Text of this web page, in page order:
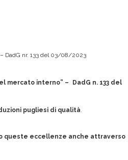
DadG nr. 133 del 03/08/2023
mercato interno” – DadG n. 133 del
pugliesi di qualità.
queste eccellenze anche attraverso